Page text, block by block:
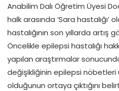
Anabilim Dalı Öğretim Üyesi
halk arasında ‘Sara hastalığı’
hastalığının son yıllarda artış
Öncelikle epilepsi hastalığı
yapılan araştırmalar
değişikliğinin epilepsi
olduğunun ortaya çıktığını